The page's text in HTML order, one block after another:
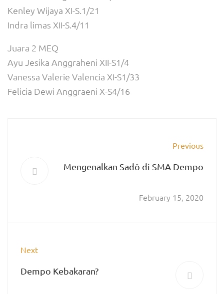
Kenley Wijaya XI-S.1/21
Indra limas XII-S.4/11
Juara 2 MEQ
Ayu Jesika Anggraheni XII-S1/4
Vanessa Valerie Valencia XI-S1/33
Felicia Dewi Anggraeni X-S4/16
Previous
Mengenalkan Sadô di SMA Dempo
February 15, 2020
Next
Dempo Kebakaran?